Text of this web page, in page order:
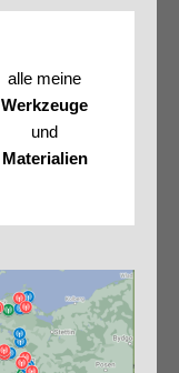
alle meine
Werkzeuge
und
Materialien